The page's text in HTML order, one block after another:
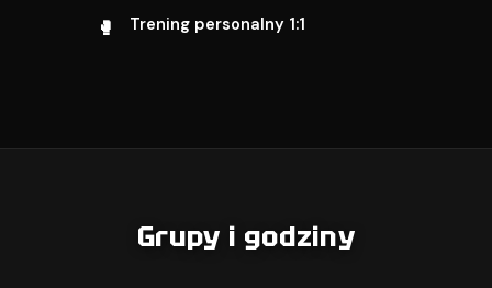
Trening personalny 1:1
Grupy i godziny